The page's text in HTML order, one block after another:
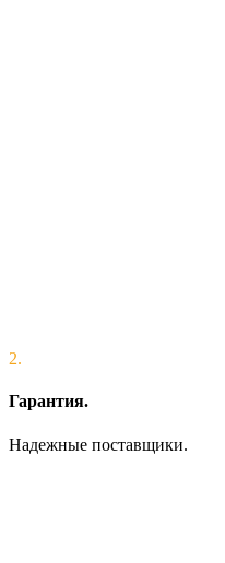
2.
Гарантия.
Надежные поставщики.